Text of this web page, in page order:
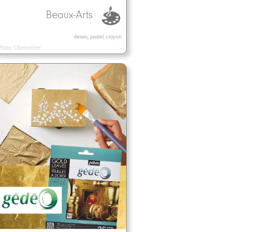
Beaux-Arts
dessin, pastel, crayon
©Sennelier